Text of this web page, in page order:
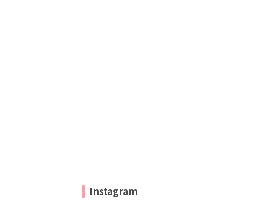
Instagram